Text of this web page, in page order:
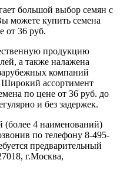
большой выбор семян с
можете купить семена
от 36 руб.
продукцию
а также налажена
компаний
ассортимент
по цене от 36 руб. до
и без задержек.
(более 4 наименований)
по телефону 8-495-
предварительный
г.Москва,